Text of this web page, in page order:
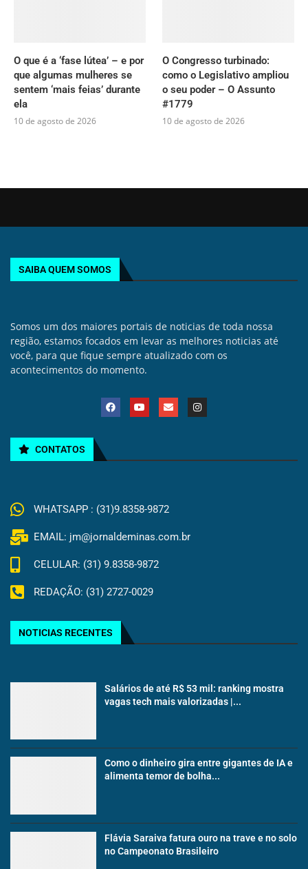
O que é a ‘fase lútea’ – e por
que algumas mulheres se
sentem ‘mais feias’ durante
ela
10 de agosto de 2026
O Congresso turbinado:
como o Legislativo ampliou
o seu poder – O Assunto
#1779
10 de agosto de 2026
SAIBA QUEM SOMOS
Somos um dos maiores portais de noticias de toda nossa
região, estamos focados em levar as melhores noticias até
você, para que fique sempre atualizado com os
acontecimentos do momento.
CONTATOS
WHATSAPP : (31)9.8358-9872
EMAIL: jm@jornaldeminas.com.br
CELULAR: (31) 9.8358-9872
REDAÇÃO: (31) 2727-0029
NOTICIAS RECENTES
Salários de até R$ 53 mil: ranking mostra
vagas tech mais valorizadas |...
Como o dinheiro gira entre gigantes de IA e
alimenta temor de bolha...
Flávia Saraiva fatura ouro na trave e no solo
no Campeonato Brasileiro